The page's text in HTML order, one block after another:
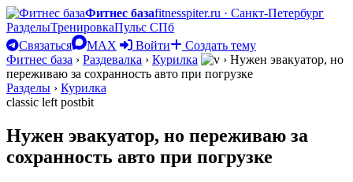
Фитнес базаfitnesspiter.ru · Санкт-Петербург
РазделыТренировкаПульс СПб
Связаться
MAX Войти
Создать тему
Фитнес база › Раздевалка › Курилка › Нужен эвакуатор, но
переживаю за сохранность авто при погрузке
Разделы › Курилка
classic left postbit
Нужен эвакуатор, но переживаю за
сохранность авто при погрузке